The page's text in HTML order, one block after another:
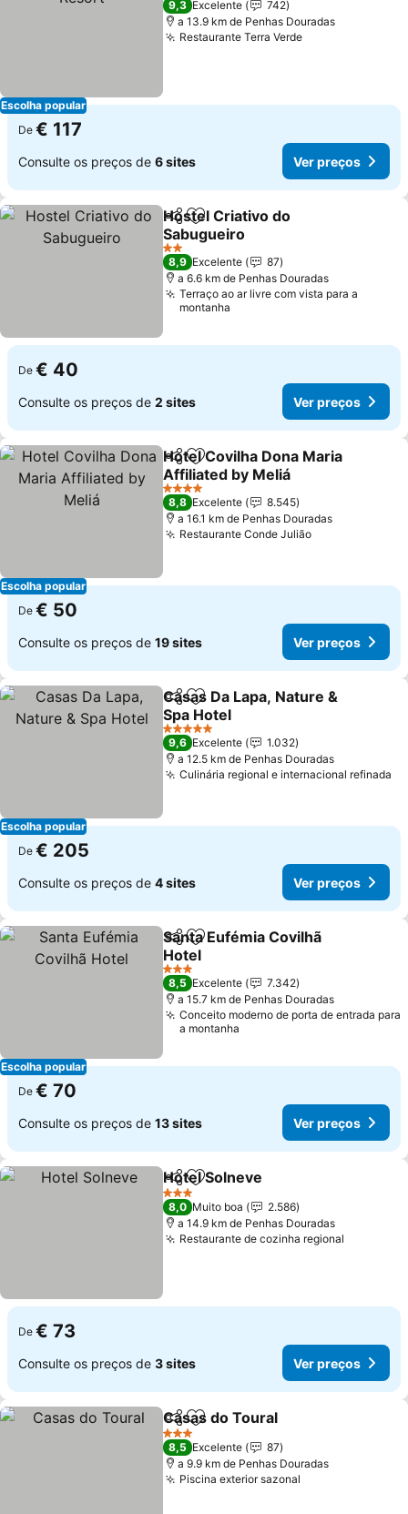
Escolha popular
9,3 Excelente
742
a 13.9 km de Penhas Douradas
Restaurante Terra VerdeVer preços
De € 117
Consulte os preços de 6 sites Ver preços
PartilharAdicionar aos favoritos
Hostel Criativo do
Sabugueiro
Ver preços
2 Estrelas
8,9 Excelente
87
a 6.6 km de Penhas Douradas
Terraço ao ar livre com vista para a
montanha
De € 40
Consulte os preços de 2 sites Ver preços
Escolha popular
PartilharAdicionar aos favoritos
Hotel Covilha Dona Maria
Affiliated by Meliá
Ver preços
4 Estrelas
8,8 Excelente
8.545
a 16.1 km de Penhas Douradas
Restaurante Conde JuliãoVer preços
De € 50
Consulte os preços de 19 sites Ver preços
Escolha popular
PartilharAdicionar aos favoritos
Casas Da Lapa, Nature &
Spa Hotel
Ver preços
5 Estrelas
9,6 Excelente
1.032
a 12.5 km de Penhas Douradas
Culinária regional e internacional refinada
De € 205
Consulte os preços de 4 sites Ver preços
Escolha popular
PartilharAdicionar aos favoritos
Santa Eufémia Covilhã
Hotel
Ver preços
3 Estrelas
8,5 Excelente
7.342
a 15.7 km de Penhas Douradas
Conceito moderno de porta de entrada para
a montanha
De € 70
Consulte os preços de 13 sites Ver preços
PartilharAdicionar aos favoritos
Hotel Solneve
3 Estrelas
8,0 Muito boa
2.586
a 14.9 km de Penhas Douradas
Restaurante de cozinha regional
De € 73
Consulte os preços de 3 sites Ver preços
PartilharAdicionar aos favoritos
Casas do Toural
3 Estrelas
8,5 Excelente
87
a 9.9 km de Penhas Douradas
Piscina exterior sazonal